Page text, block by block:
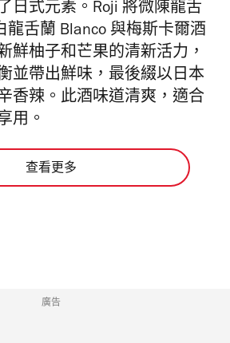
日式元素。 Roji 將微陳龍舌
龍舌蘭 Blanco 與梅斯卡爾酒
鮮柚子和芒果的清新活力，
並帶出鮮味，最後綴以日本
香辣。此酒味道清爽，適合
用。
查看更多
廣告